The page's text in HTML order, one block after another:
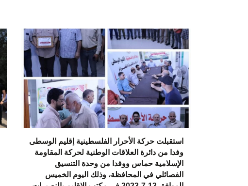
استقبلت حركة الأحرار الفلسطينية إقليم الوسطى
وفدا من دائرة العلاقات الوطنية لحركة المقاومة
الإسلامية حماس ووفدا من وحدة التنسيق
الفصائلي في المحافظة، وذلك اليوم الخميس